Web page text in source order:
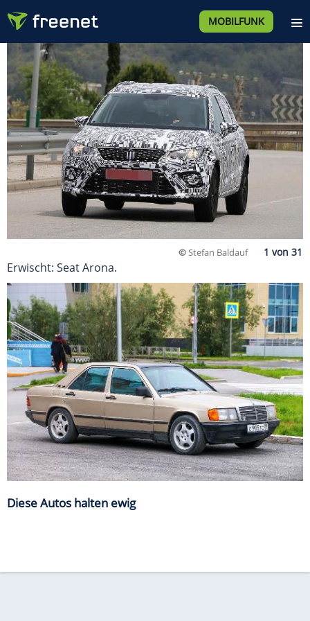
MOBILFUNK
©Stefan Baldauf
Erwischt: Seat Arona.
Diese Autos halten ewig